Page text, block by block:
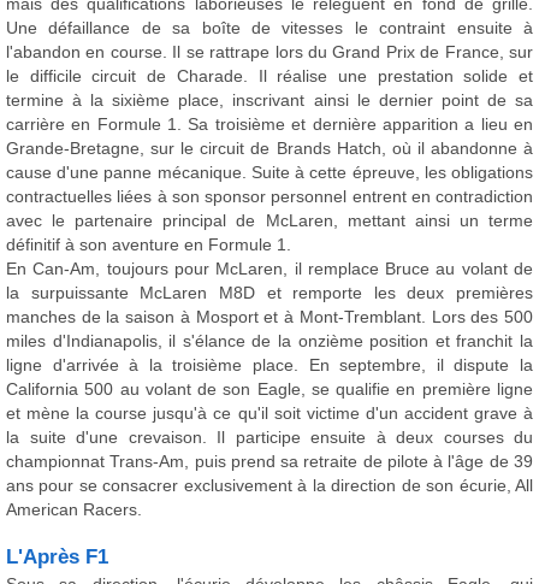
Une défaillance de sa boîte de vitesses le contraint ensuite à
l'abandon en course. Il se rattrape lors du Grand Prix de France, sur
le difficile circuit de Charade. Il réalise une prestation solide et
termine à la sixième place, inscrivant ainsi le dernier point de sa
carrière en Formule 1. Sa troisième et dernière apparition a lieu en
Grande-Bretagne, sur le circuit de Brands Hatch, où il abandonne à
cause d'une panne mécanique. Suite à cette épreuve, les obligations
contractuelles liées à son sponsor personnel entrent en contradiction
avec le partenaire principal de McLaren, mettant ainsi un terme
définitif à son aventure en Formule 1.
En Can-Am, toujours pour McLaren, il remplace Bruce au volant de
la surpuissante McLaren M8D et remporte les deux premières
manches de la saison à Mosport et à Mont-Tremblant. Lors des 500
miles d'Indianapolis, il s'élance de la onzième position et franchit la
ligne d'arrivée à la troisième place. En septembre, il dispute la
California 500 au volant de son Eagle, se qualifie en première ligne
et mène la course jusqu'à ce qu'il soit victime d'un accident grave à
la suite d'une crevaison. Il participe ensuite à deux courses du
championnat Trans-Am, puis prend sa retraite de pilote à l'âge de 39
ans pour se consacrer exclusivement à la direction de son écurie, All
American Racers.
L'Après F1